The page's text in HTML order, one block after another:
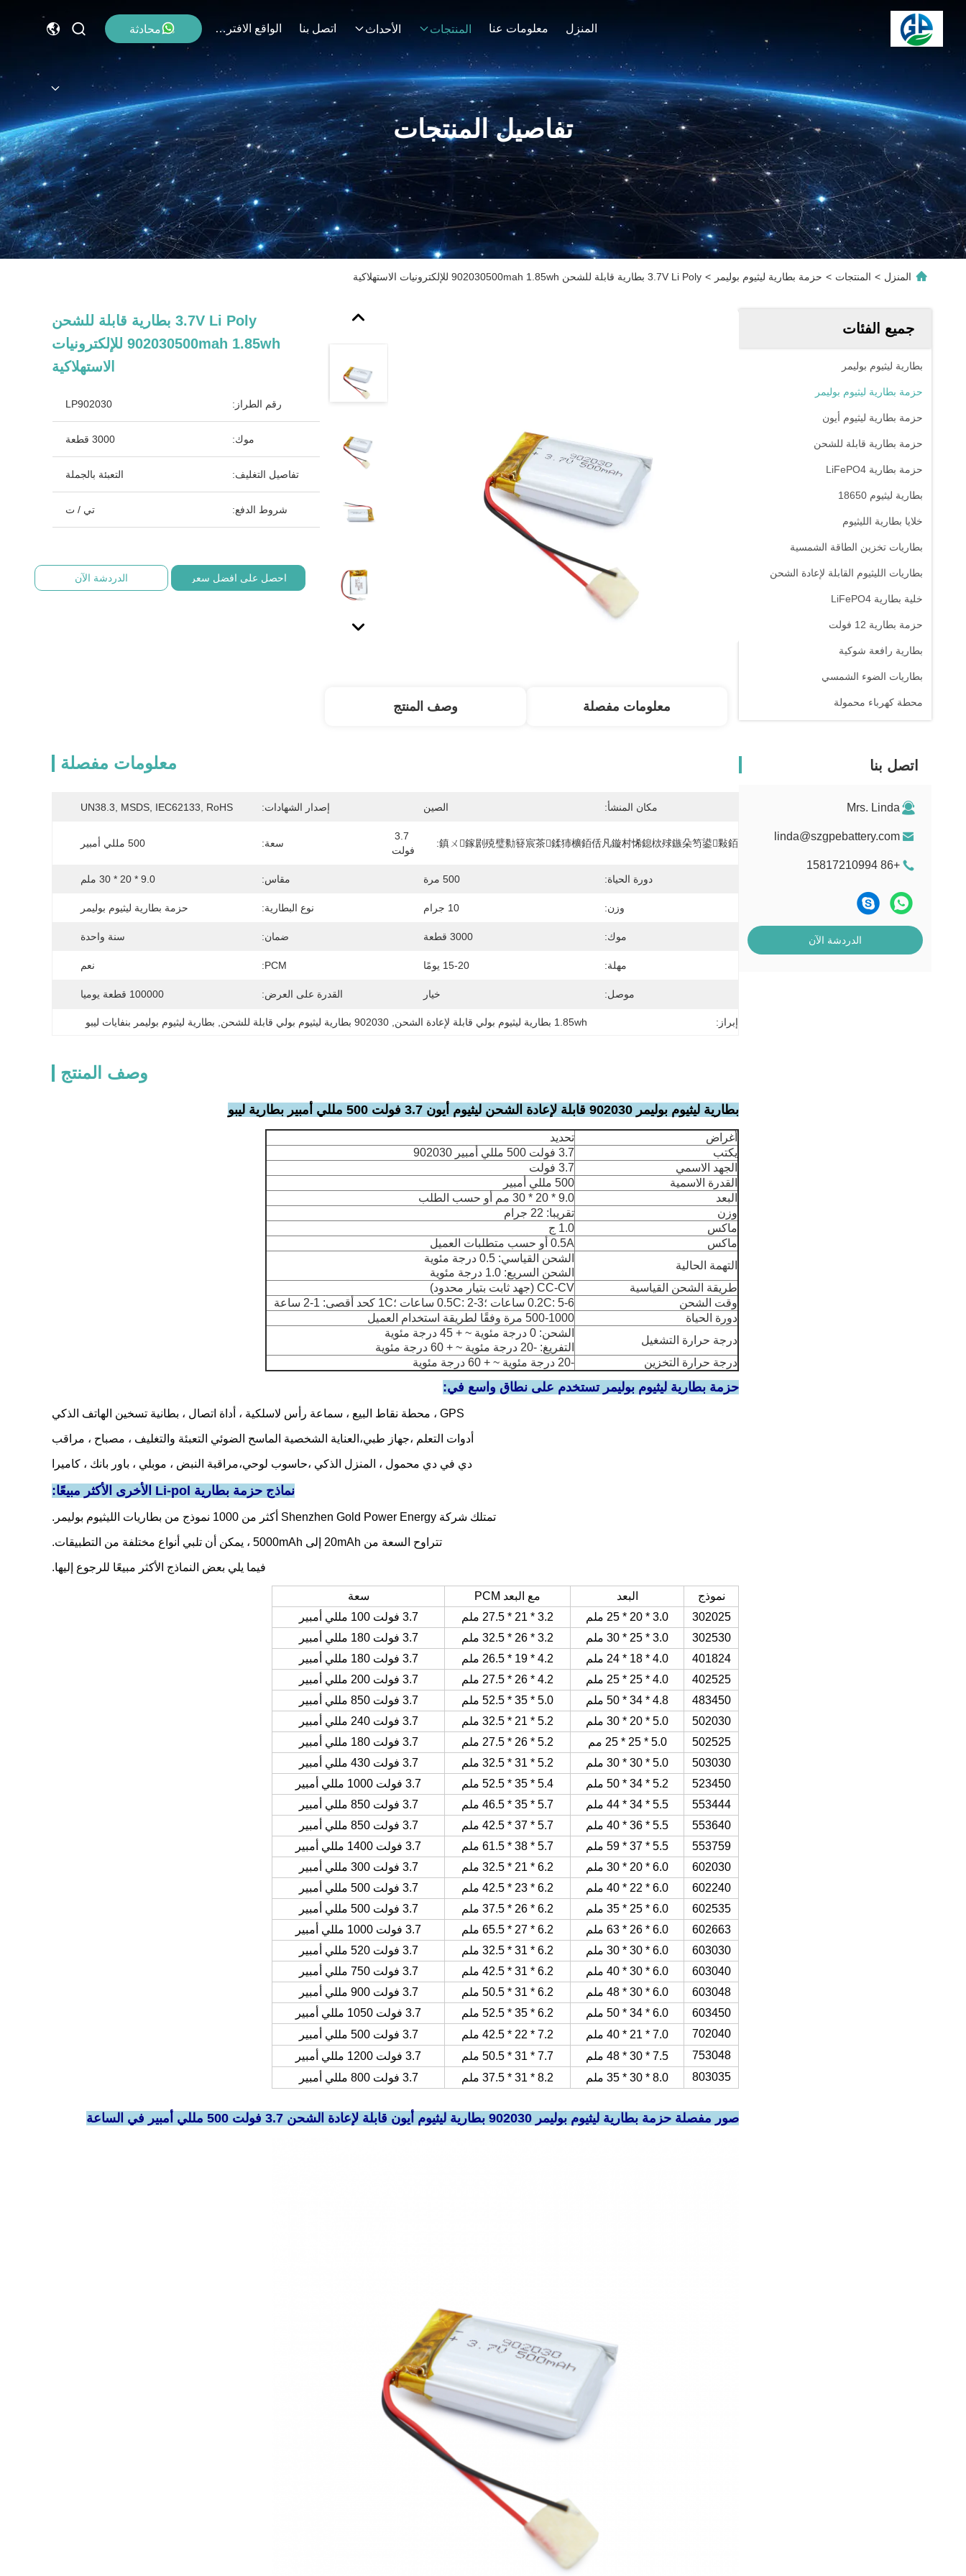
المنزل معلومات عنا المنتجات الأحداث اتصل بنا الواقع الافتراضي محادثة
تفاصيل المنتجات
المنزل > المنتجات > حزمة بطارية ليثيوم بوليمر > 3.7V Li Poly بطارية قابلة للشحن 902030500mah 1.85wh للإلكترونيات الاستهلاكية
جميع الفئات
بطارية ليثيوم بوليمر
حزمة بطارية ليثيوم بوليمر
حزمة بطارية ليثيوم أيون
حزمة بطارية قابلة للشحن
حزمة بطارية LiFePO4
بطارية ليثيوم 18650
خلايا بطارية الليثيوم
بطاريات تخزين الطاقة الشمسية
بطاريات الليثيوم القابلة لإعادة الشحن
خلية بطارية LiFePO4
حزمة بطارية 12 فولت
بطارية رافعة شوكية
بطاريات الضوء الشمسي
محطة كهرباء محمولة
اتصل بنا
Mrs. Linda
linda@szgpebattery.com
+86 15817210994
الدردشة الآن
3.7V Li Poly بطارية قابلة للشحن
902030500mah 1.85wh للإلكترونيات
الاستهلاكية
رقم الطراز: LP902030
موك: 3000 قطعة
تفاصيل التغليف: التعبئة بالجملة
شروط الدفع: تي / ت
احصل على افضل سعر الدردشة الآن
معلومات مفصلة وصف المنتج
معلومات مفصلة
مكان المنشأ: الصين إصدار الشهادات: UN38.3, MSDS, IEC62133, RoHS
鎮ㄨ鎵剧殑璧勬簮宸茶鍒犻櫎銆佸凡鏇村悕鎴栨殏鏃朵笉鍙敤銆:
فولت
سعة: 500 مللي أمبير
دورة الحياة: 500 مرة مقاس: 9.0 * 20 * 30 ملم
وزن: 10 جرام نوع البطارية: حزمة بطارية ليثيوم بوليمر
موك: 3000 قطعة ضمان: سنة واحدة
مهلة: 15-20 يومًا PCM: نعم
موصل: خيار القدرة على العرض: 100000 قطعة يوميا
إبراز: 1.85wh بطارية ليثيوم بولي قابلة لإعادة الشحن , 902030 بطارية ليثيوم بولي قابلة للشحن بطارية ليثيوم بوليمر بنفايات ليبو
وصف المنتج
بطارية ليثيوم بوليمر 902030 قابلة لإعادة الشحن ليثيوم أيون 3.7 فولت 500 مللي أمبير بطارية ليبو
أغراض
تحديد
يكتب
3.7 فولت 500 مللي أمبير 902030
الجهد الاسمي
3.7 فولت
القدرة الاسمية
500 مللي أمبير
البعد
9.0 * 20 * 30 مم أو حسب الطلب
وزن
تقريبا: 22 جرام
ماكس
1.0 ج
ماكس
0.5A أو حسب متطلبات العميل
التهمة الحالية
الشحن القياسي: 0.5 درجة مئوية
الشحن السريع: 1.0 درجة مئوية
طريقة الشحن القياسية
CC-CV (جهد ثابت بتيار محدود)
وقت الشحن
0.2C: 5-6 ساعات ؛0.5C: 2-3 ساعات ؛1C كحد أقصى: 1-2 ساعة
دورة الحياة
500-1000 مرة وفقًا لطريقة استخدام العميل
درجة حرارة التشغيل
الشحن: 0 درجة مئوية ~ + 45 درجة مئوية
التفريغ: -20 درجة مئوية ~ + 60 درجة مئوية
درجة حرارة التخزين
-20 درجة مئوية ~ + 60 درجة مئوية
حزمة بطارية ليثيوم بوليمر تستخدم على نطاق واسع في:
GPS ، محطة نقاط البيع ، سماعة رأس لاسلكية ، أداة اتصال ، بطانية تسخين الهاتف الذكي
أدوات التعلم ،جهاز طبي، العناية الشخصية الماسح الضوئي التعبئة والتغليف ، مصباح ، مراقب
دي في دي محمول ، المنزل الذكي ،حاسوب لوحي،مراقبة النبض ، موبلي ، باور بانك ، كاميرا
نماذج حزمة بطارية Li-pol الأخرى الأكثر مبيعًا:
تمتلك شركة Shenzhen Gold Power Energy أكثر من 1000 نموذج من بطاريات الليثيوم بوليمر.
تتراوح السعة من 20mAh إلى 5000mAh ، يمكن أن تلبي أنواع مختلفة من التطبيقات.
فيما يلي بعض النماذج الأكثر مبيعًا للرجوع إليها.
نموذج البعد مع البعد PCM
سعة
302025
3.0 * 20 * 25 ملم 3.2 * 21 * 27.5 ملم
3.7 فولت 100 مللي أمبير
302530
3.0 * 25 * 30 ملم 3.2 * 26 * 32.5 ملم
3.7 فولت 180 مللي أمبير
401824
4.0 * 18 * 24 ملم 4.2 * 19 * 26.5 ملم
3.7 فولت 180 مللي أمبير
402525
4.0 * 25 * 25 ملم 4.2 * 26 * 27.5 ملم
3.7 فولت 200 مللي أمبير
483450
4.8 * 34 * 50 ملم 5.0 * 35 * 52.5 ملم
3.7 فولت 850 مللي أمبير
502030
5.0 * 20 * 30 ملم 5.2 * 21 * 32.5 ملم
3.7 فولت 240 مللي أمبير
502525
5.0 * 25 * 25 مم 5.2 * 26 * 27.5 ملم
3.7 فولت 180 مللي أمبير
503030
5.0 * 30 * 30 ملم 5.2 * 31 * 32.5 ملم
3.7 فولت 430 مللي أمبير
523450
5.2 * 34 * 50 ملم 5.4 * 35 * 52.5 ملم
3.7 فولت 1000 مللي أمبير
553444
5.5 * 34 * 44 ملم 5.7 * 35 * 46.5 ملم
3.7 فولت 850 مللي أمبير
553640
5.5 * 36 * 40 ملم 5.7 * 37 * 42.5 ملم
3.7 فولت 850 مللي أمبير
553759
5.5 * 37 * 59 ملم 5.7 * 38 * 61.5 ملم
3.7 فولت 1400 مللي أمبير
602030
6.0 * 20 * 30 ملم 6.2 * 21 * 32.5 ملم
3.7 فولت 300 مللي أمبير
602240
6.0 * 22 * ​​40 ملم 6.2 * 23 * 42.5 ملم
3.7 فولت 500 مللي أمبير
602535
6.0 * 25 * 35 ملم 6.2 * 26 * 37.5 ملم
3.7 فولت 500 مللي أمبير
602663
6.0 * 26 * 63 ملم 6.2 * 27 * 65.5 ملم
3.7 فولت 1000 مللي أمبير
603030
6.0 * 30 * 30 ملم 6.2 * 31 * 32.5 ملم
3.7 فولت 520 مللي أمبير
603040
6.0 * 30 * 40 ملم 6.2 * 31 * 42.5 ملم
3.7 فولت 750 مللي أمبير
603048
6.0 * 30 * 48 ملم 6.2 * 31 * 50.5 ملم
3.7 فولت 900 مللي أمبير
603450
6.0 * 34 * 50 ملم 6.2 * 35 * 52.5 ملم
3.7 فولت 1050 مللي أمبير
702040
7.0 * 21 * 40 ملم 7.2 * 22 * ​​42.5 ملم
3.7 فولت 500 مللي أمبير
753048
7.5 * 30 * 48 ملم 7.7 * 31 * 50.5 ملم
3.7 فولت 1200 مللي أمبير
803035
8.0 * 30 * 35 ملم 8.2 * 31 * 37.5 ملم 3.7 فولت 800 مللي أمبير
صور مفصلة حزمة بطارية ليثيوم بوليمر 902030 بطارية ليثيوم أيون قابلة لإعادة الشحن 3.7 فولت 500 مللي أمبير في الساعة